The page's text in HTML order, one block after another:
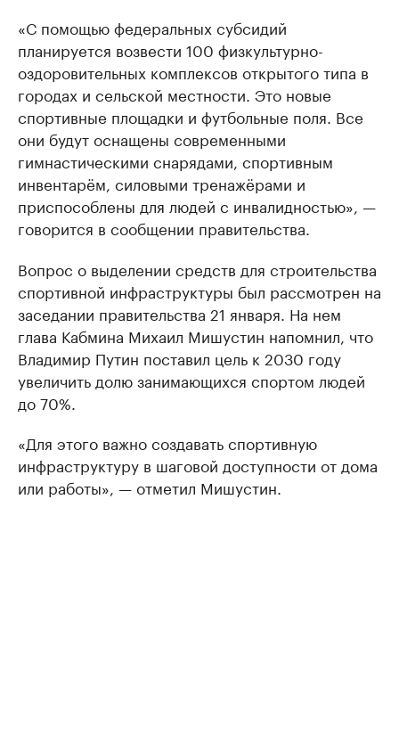
«С помощью федеральных субсидий
планируется возвести 100 физкультурно-
оздоровительных комплексов открытого типа в
городах и сельской местности. Это новые
спортивные площадки и футбольные поля. Все
они будут оснащены современными
гимнастическими снарядами, спортивным
инвентарём, силовыми тренажёрами и
приспособлены для людей с инвалидностью», —
говорится в сообщении правительства.
Вопрос о выделении средств для строительства
спортивной инфраструктуры был рассмотрен на
заседании правительства 21 января. На нем
глава Кабмина Михаил Мишустин напомнил, что
Владимир Путин поставил цель к 2030 году
увеличить долю занимающихся спортом людей
до 70%.
«Для этого важно создавать спортивную
инфраструктуру в шаговой доступности от дома
или работы», — отметил Мишустин.